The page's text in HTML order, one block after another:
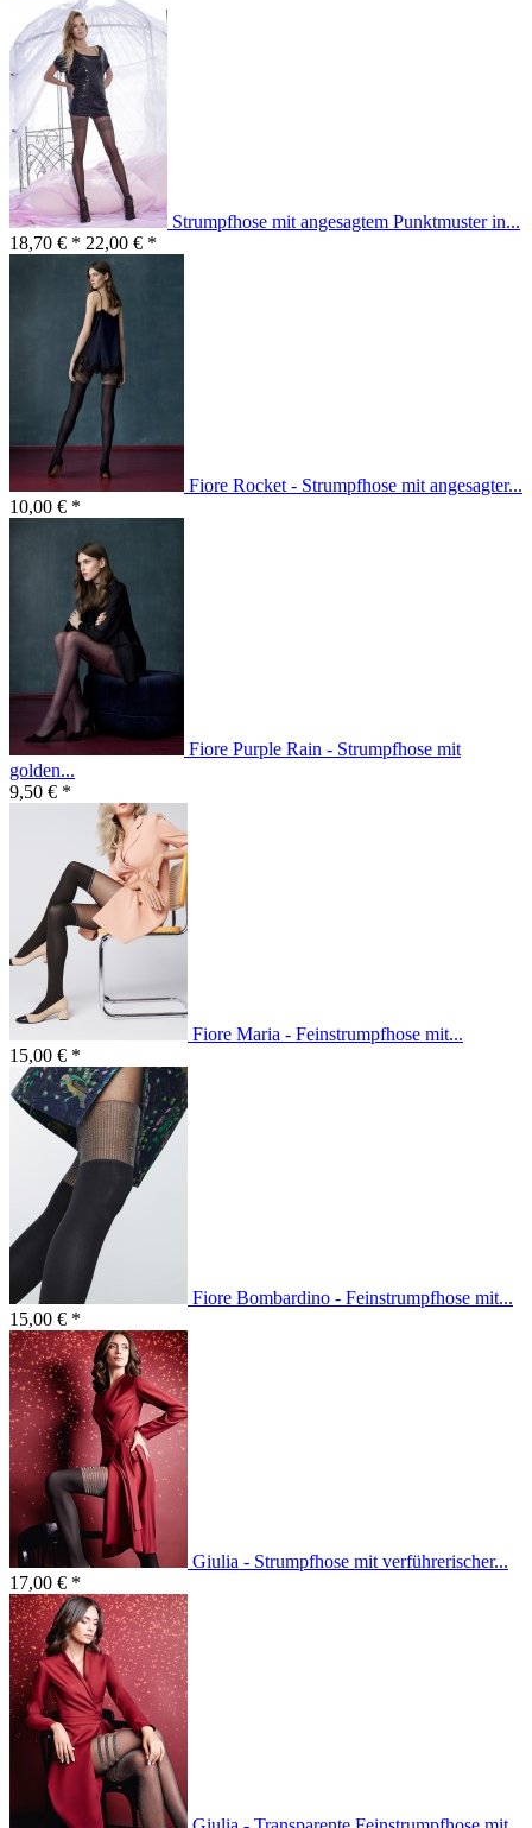
Strumpfhose mit angesagtem Punktmuster in...
18,70 € * 22,00 € *
Fiore Rocket - Strumpfhose mit angesagter...
10,00 € *
Fiore Purple Rain - Strumpfhose mit
golden...
9,50 € *
Fiore Maria - Feinstrumpfhose mit...
15,00 € *
Fiore Bombardino - Feinstrumpfhose mit...
15,00 € *
Giulia - Strumpfhose mit verführerischer...
17,00 € *